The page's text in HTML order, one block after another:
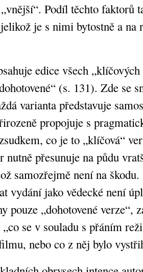
Podíl těchto faktorů
je s nimi bytostně a na
edice všech
(s. 131). Zde se
varianta představuje
propojuje s
co je to „klíčová“
nutně přesunuje na půdu
samozřejmě není na škodu.
vydání jako vědecké není
pouze „dohotovené verze“,
se v souladu s přáním
nebo co z něj bylo